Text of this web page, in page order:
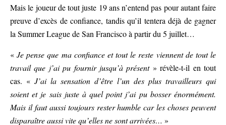
Mais le joueur de tout juste 19 ans n’entend pas pour autant faire
preuve d’excès de confiance, tandis qu’il tentera déjà de gagner
la Summer League de San Francisco à partir du 5 juillet…
«Je pense que ma confiance et tout le reste viennent de tout le
travail que j’ai pu fournir jusqu’à présent» révèle-t-il en tout
cas. « J’ai la sensation d’être l’un des plus travailleurs qui
soient et je sais juste à quel point j’ai pu bosser énormément.
Mais il faut aussi toujours rester humble car les choses peuvent
disparaître aussi vite qu’elles ne sont arrivées… »